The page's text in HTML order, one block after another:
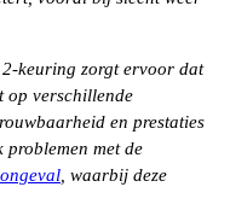
keuring zorgt ervoor dat
op verschillende
en prestaties
met de
, waarbij deze